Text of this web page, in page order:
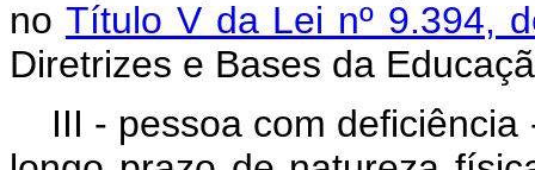
no Título V da Lei nº 9.394,
Diretrizes e Bases da
III - pessoa com